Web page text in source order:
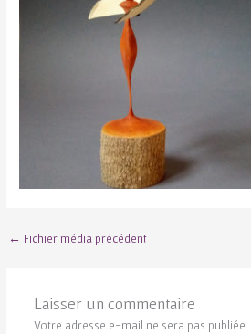
← Fichier média précédent
Laisser un commentaire
Votre adresse e-mail ne sera pas publiée.